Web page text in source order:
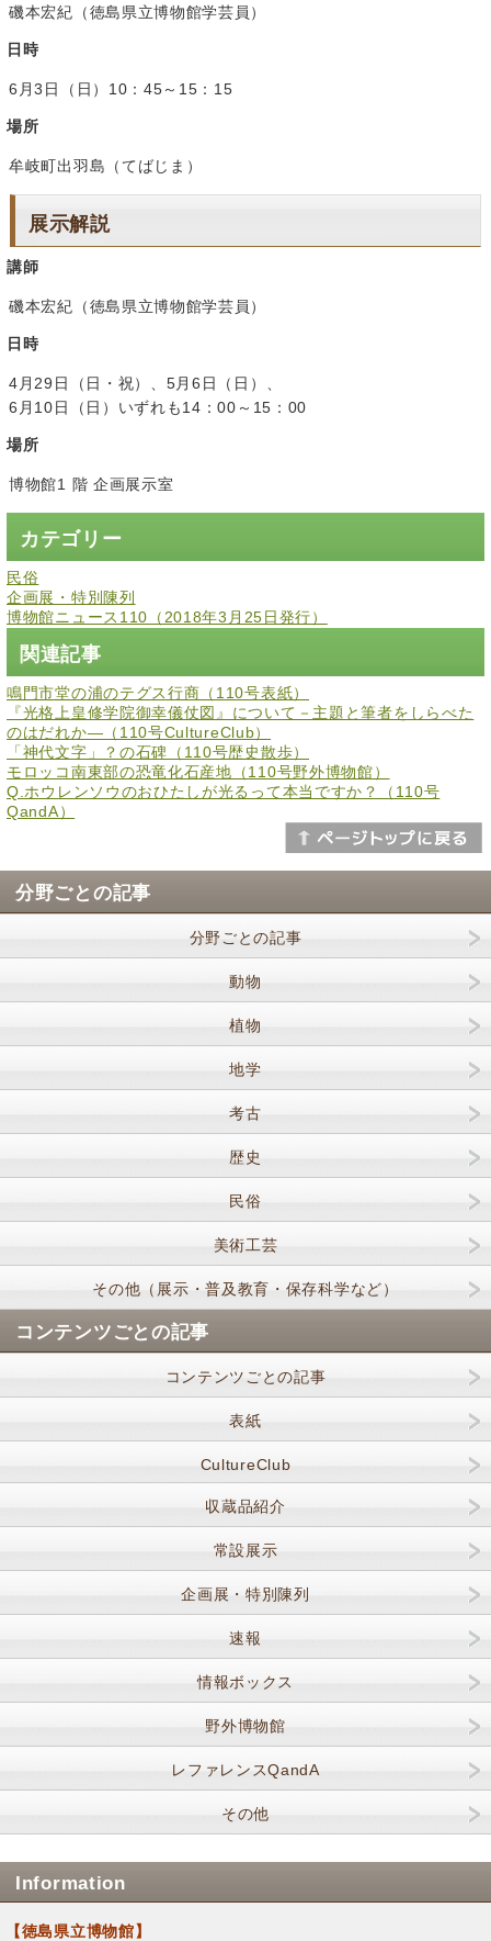
磯本宏紀（徳島県立博物館学芸員）
日時
6月3日（日）10：45～15：15
場所
牟岐町出羽島（てばじま）
展示解説
講師
磯本宏紀（徳島県立博物館学芸員）
日時
4月29日（日・祝）、5月6日（日）、
6月10日（日）いずれも14：00～15：00
場所
博物館1 階 企画展示室
カテゴリー
民俗
企画展・特別陳列
博物館ニュース110（2018年3月25日発行）
関連記事
鳴門市堂の浦のテグス行商（110号表紙）
『光格上皇修学院御幸儀仗図』について－主題と筆者をしらべた
のはだれか―（110号CultureClub）
「神代文字」？の石碑（110号歴史散歩）
モロッコ南東部の恐竜化石産地（110号野外博物館）
Q.ホウレンソウのおひたしが光るって本当ですか？（110号
QandA）
分野ごとの記事
分野ごとの記事
動物
植物
地学
考古
歴史
民俗
美術工芸
その他（展示・普及教育・保存科学など）
コンテンツごとの記事
コンテンツごとの記事
表紙
CultureClub
収蔵品紹介
常設展示
企画展・特別陳列
速報
情報ボックス
野外博物館
レファレンスQandA
その他
Information
【徳島県立博物館】